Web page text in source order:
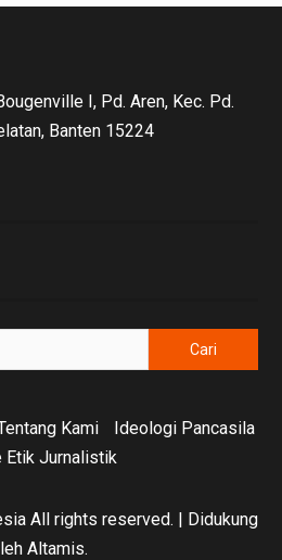
I, Pd. Aren, Kec. Pd.
Banten 15224
Kami
Ideologi Pancasila
Etik Jurnalistik
All rights reserved.
Didukung
Altamis.